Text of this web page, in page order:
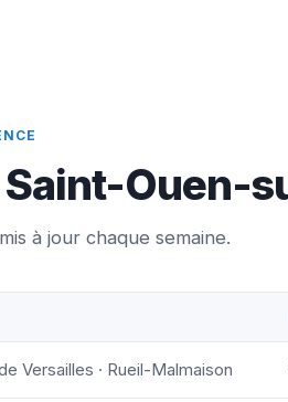
Ouen-
à jour chaque semaine.
Versailles · Rueil-Malmaison